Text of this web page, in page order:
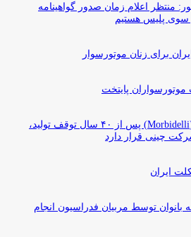
منتظر اعلام زمان صدور گواهینامه
سوی پلیس هستیم
برای زنان موتورسوار
موتورسواران پایتخت
برند قدیمی موربیدلی (Morbidelli) پس از ۴۰ سال توقف تولید،
چینی قرار دارد
ایران
بانوان توسط مربیان فدراسیون انجام